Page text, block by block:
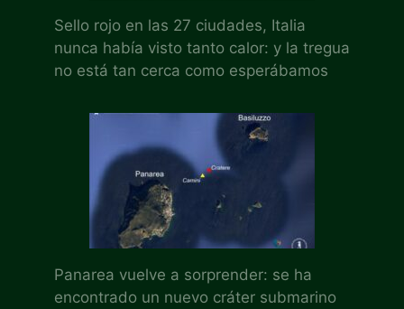
Sello rojo en las 27 ciudades, Italia
nunca había visto tanto calor: y la tregua
no está tan cerca como esperábamos
Panarea vuelve a sorprender: se ha
encontrado un nuevo cráter submarino